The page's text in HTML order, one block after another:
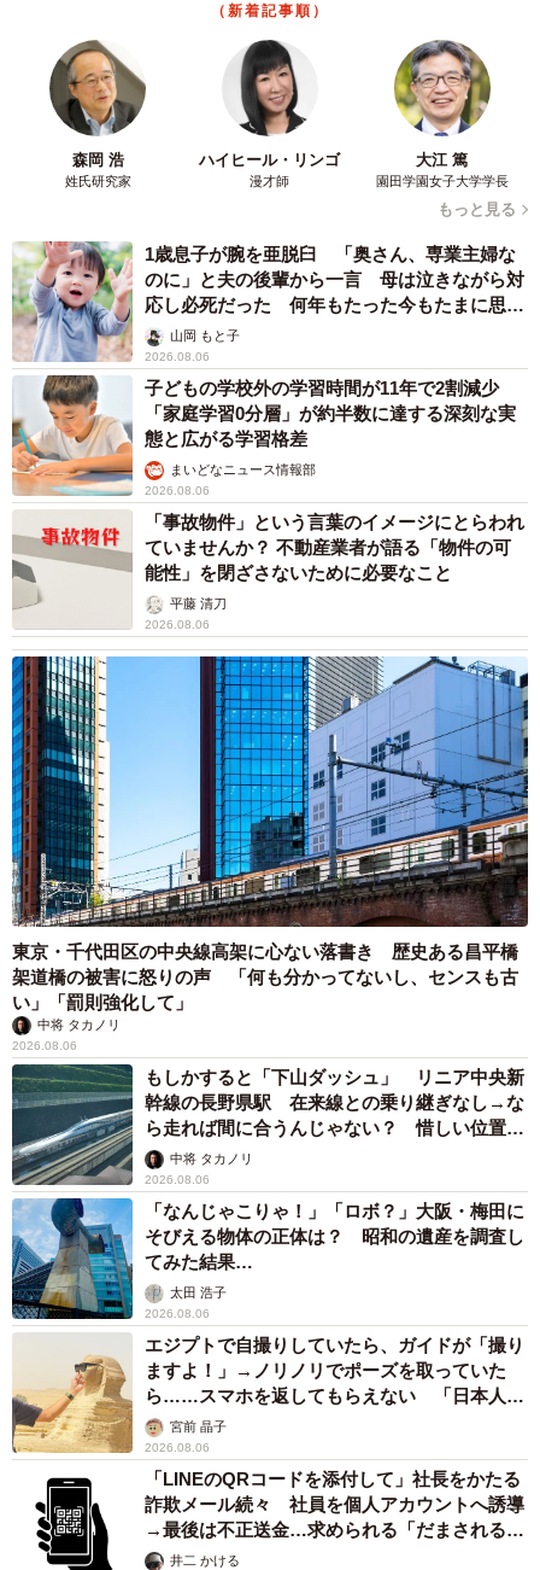
4/8
お兄ちゃんのお膝にのるコハクちゃん。暖かいかな？
うちの子にする！命名「コハク」
ゴールデンウイークも終わり、お母さんは仕事に行かなく
てはなりません。子猫はリビングで過ごしてもらうように
します。余分な物は、家族が帰省中に撤去しました。終業
後は飛ぶように家へ帰り、子猫と過ごす。
コハクちゃんにとって娘は、妹のような感じ。コハクちゃんの方が年下
なのにね
1カ月も経つと、家族の輪の中に子猫がいて当たり前となっ
ていたのです。当初、子猫を保護することに反対していた
お父さんも、子猫がいない生活を考えられなくなっていま
す。抱っこをしていると、子どもたちが赤ちゃんだったこ
ろを思い出すよう。本当に幸せな気持ちになるんです。
家族会議の結果、子猫を家の子にすることが決定。名前は
「コハク」になりました。これはお母さんがTwitterでフォ
ローしている猫アカウントの名前からなんです。あの可愛
（新着記事順）
森岡 浩
姓氏研究家
ハイヒール・リンゴ
漫才師
大江 篤
園田学園女子大学学長
もっと見る
1歳息子が腕を亜脱臼 「奥さん、専業主婦な
のに」と夫の後輩から一言 母は泣きながら対
応し必死だった 何年もたった今もたまに思い
出し…山岡 もと子
2026.08.06
子どもの学校外の学習時間が11年で2割減少
「家庭学習0分層」が約半数に達する深刻な実
態と広がる学習格差
まいどなニュース情報部
2026.08.06
「事故物件」という言葉のイメージにとらわれ
ていませんか？ 不動産業者が語る「物件の可
能性」を閉ざさないために必要なこと
平藤 清刀
2026.08.06
東京・千代田区の中央線高架に心ない落書き 歴史ある昌平橋
架道橋の被害に怒りの声 「何も分かってないし、センスも古
い」「罰則強化して」
中将 タカノリ
2026.08.06
もしかすると「下山ダッシュ」 リニア中央新
幹線の長野県駅 在来線との乗り継ぎなし→な
ら走れば間に合うんじゃない？ 惜しい位置関
係が反響
中将 タカノリ
2026.08.06
「なんじゃこりゃ！」「ロボ？」大阪・梅田に
そびえる物体の正体は？ 昭和の遺産を調査し
てみた結果…
太田 浩子
2026.08.06
エジプトで自撮りしていたら、ガイドが「撮り
ますよ！」→ノリノリでポーズを取っていた
ら……スマホを返してもらえない 「日本人は
カモ代表かも」「私は6時間で3万円払った」
宮前 晶子
2026.08.06
「LINEのQRコードを添付して」社長をかたる
詐欺メール続々 社員を個人アカウントへ誘導
→最後は不正送金…求められる「だまされる前
提」の対策
井二 かける